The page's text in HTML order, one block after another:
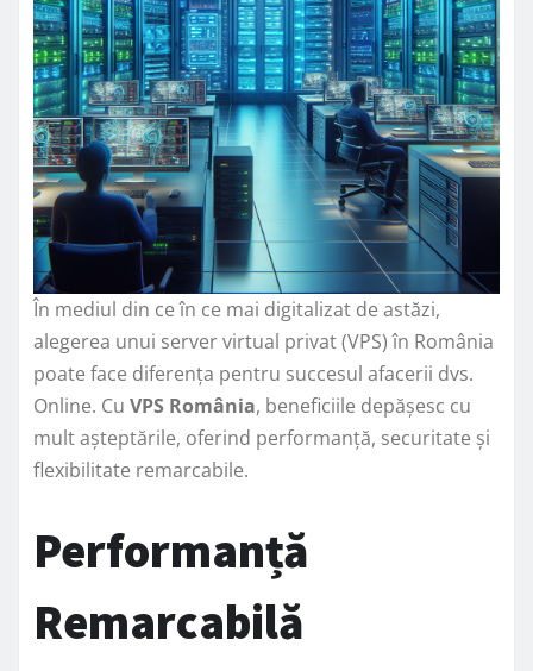
În mediul din ce în ce mai digitalizat de astăzi,
alegerea unui server virtual privat (VPS) în România
poate face diferența pentru succesul afacerii dvs.
Online. Cu VPS România, beneficiile depășesc cu
mult așteptările, oferind performanță, securitate și
flexibilitate remarcabile.
Performanță
Remarcabilă